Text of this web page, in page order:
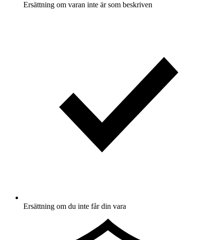
Ersättning om varan inte är som beskriven
Ersättning om du inte får din vara